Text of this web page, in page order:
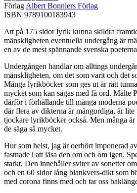
Förlag Albert Bonniers Förlag
ISBN 9789100183943
Att på 175 sidor lyrik kunna skildra
mänskligheten eventuella undergång är
en av de mest spännande svenska
Undergången handlar om alltings
mänskligheten, om det som varit och det
Många lyrikböcker som ges ut är rätt
mycket som kan sägas med få ord. Malte
därför i förhållande till många moderna
där flera av dikterna är mångordiga, är
tjockare lyrikböcker också. Men många
de säga så mycket.
Hur som helst, jag är oerhört imponerad
fastnade i att läsa den om och om igen.
starkt. Den innehåller sviter av sonetter
och en 60 sidor lång blankvers-dikt som
med corona finns med och tar oss